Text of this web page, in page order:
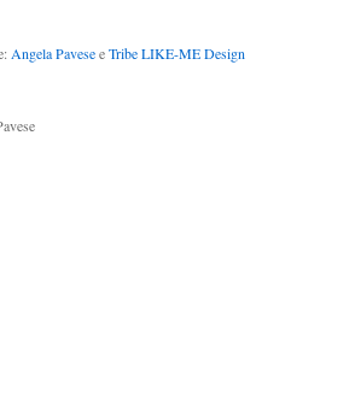
Angela PaveseeTribe LIKE-ME Design